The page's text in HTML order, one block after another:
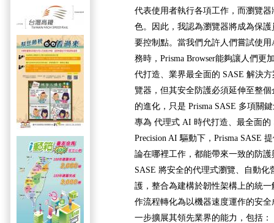
代表使用者執行各項工作，而瀏覽
色。因此，我認為瀏覽器將成為保
要控制點。當我們允許人們嘗試使
務時，Prisma Browser能夠讓人們更
代打造、業界最全面的 SASE 解決
覽器，但其安全防護必須延伸至整個
的進化，只是 Prisma SASE 多項關
專為 代理式 AI 時代打造、最全面的
Precision AI 驅動下，Prisma SASE
論在哪裡工作，都能帶來一致的防護
SASE 將安全的代理式瀏覽、自動
護，整合為建構於韌性架構上的統
作流程轉化為以機器速度運作的安全
一步擴展其領先業界的能力，包括